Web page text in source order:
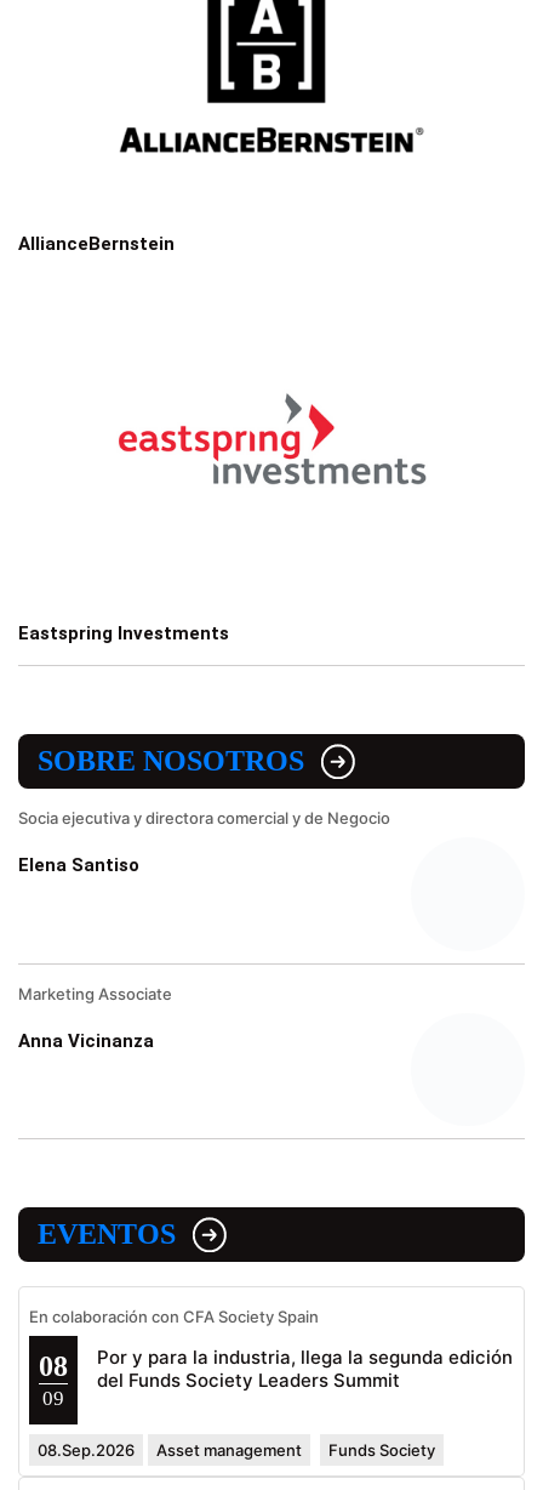
AllianceBernstein
Eastspring Investments
SOBRE NOSOTROS
Socia ejecutiva y directora comercial y de Negocio
Elena Santiso
Marketing Associate
Anna Vicinanza
EVENTOS
En colaboración con CFA Society Spain
08
09
Por y para la industria, llega la segunda edición
del Funds Society Leaders Summit
08.Sep.2026 Asset management Funds Society